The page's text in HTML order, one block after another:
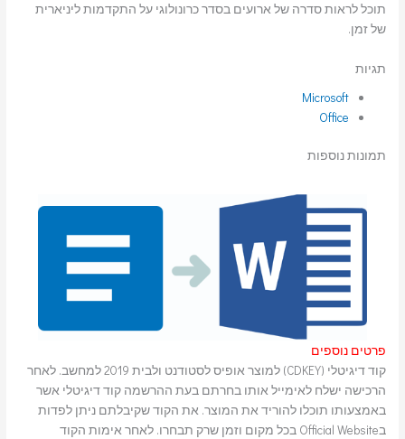
תוכל לראות סדרה של ארועים בסדר כרונולוגי על התקדמות ליניארית
של זמן.
תגיות
Microsoft
Office
תמונות נוספות
פרטים נוספים
קוד דיגיטלי (CDKEY) למוצר אופיס לסטודנט ולבית 2019 למחשב. לאחר
הרכישה ישלח לאימייל אותו בחרתם בעת ההרשמה קוד דיגיטלי אשר
באמצעותו תוכלו להוריד את המוצר. את הקוד שקיבלתם ניתן לפדות
בOfficial Website בכל מקום וזמן שרק תבחרו. לאחר אימות הקוד